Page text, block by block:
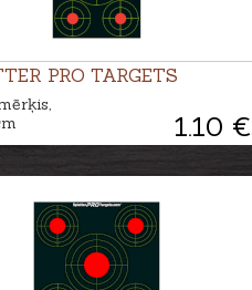
PRO TARGETS
1.10 €